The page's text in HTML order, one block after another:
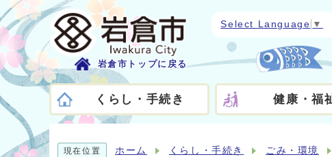
岩倉市トップに戻る
Select Language ▼
くらし・手続き 健康・福
現在位置 ホーム くらし・手続き ごみ・環境